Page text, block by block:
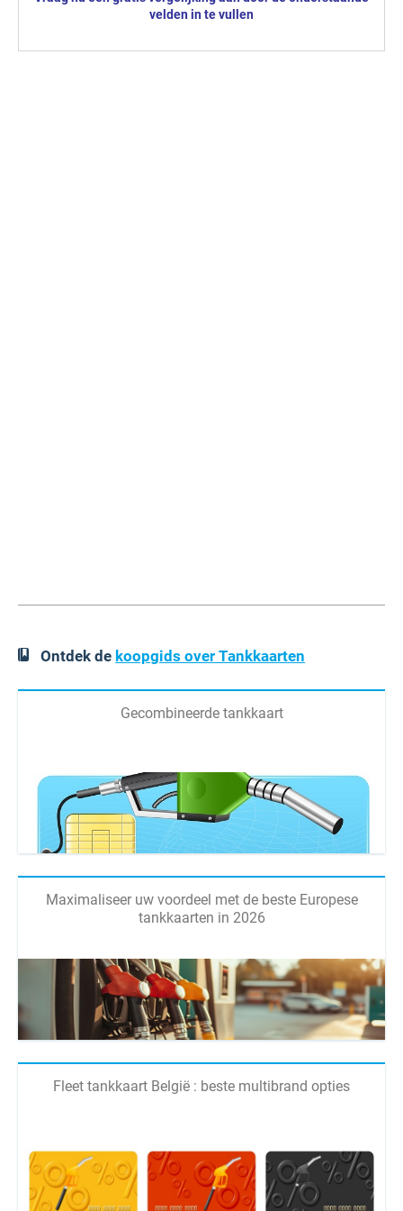
velden in te vullen
Ontdek de koopgids over Tankkaarten
Gecombineerde tankkaart
Maximaliseer uw voordeel met de beste Europese
tankkaarten in 2026
Fleet tankkaart België : beste multibrand opties